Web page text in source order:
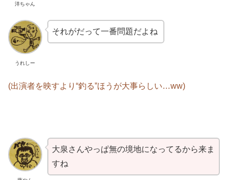
洋ちゃん
うれしー
それがだって一番問題だよね
(出演者を映すより“釣る”ほうが大事らしい…ww)
大泉さんやっぱ無の境地になってるから来ま
すね